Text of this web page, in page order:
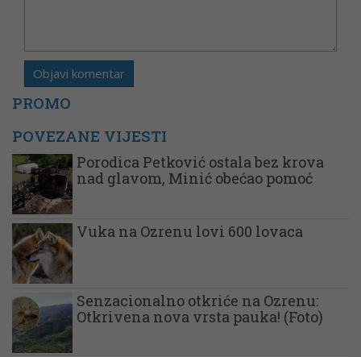
PROMO
POVEZANE VIJESTI
Porodica Petković ostala bez krova
nad glavom, Minić obećao pomoć
Vuka na Ozrenu lovi 600 lovaca
Senzacionalno otkriće na Ozrenu:
Otkrivena nova vrsta pauka! (Foto)